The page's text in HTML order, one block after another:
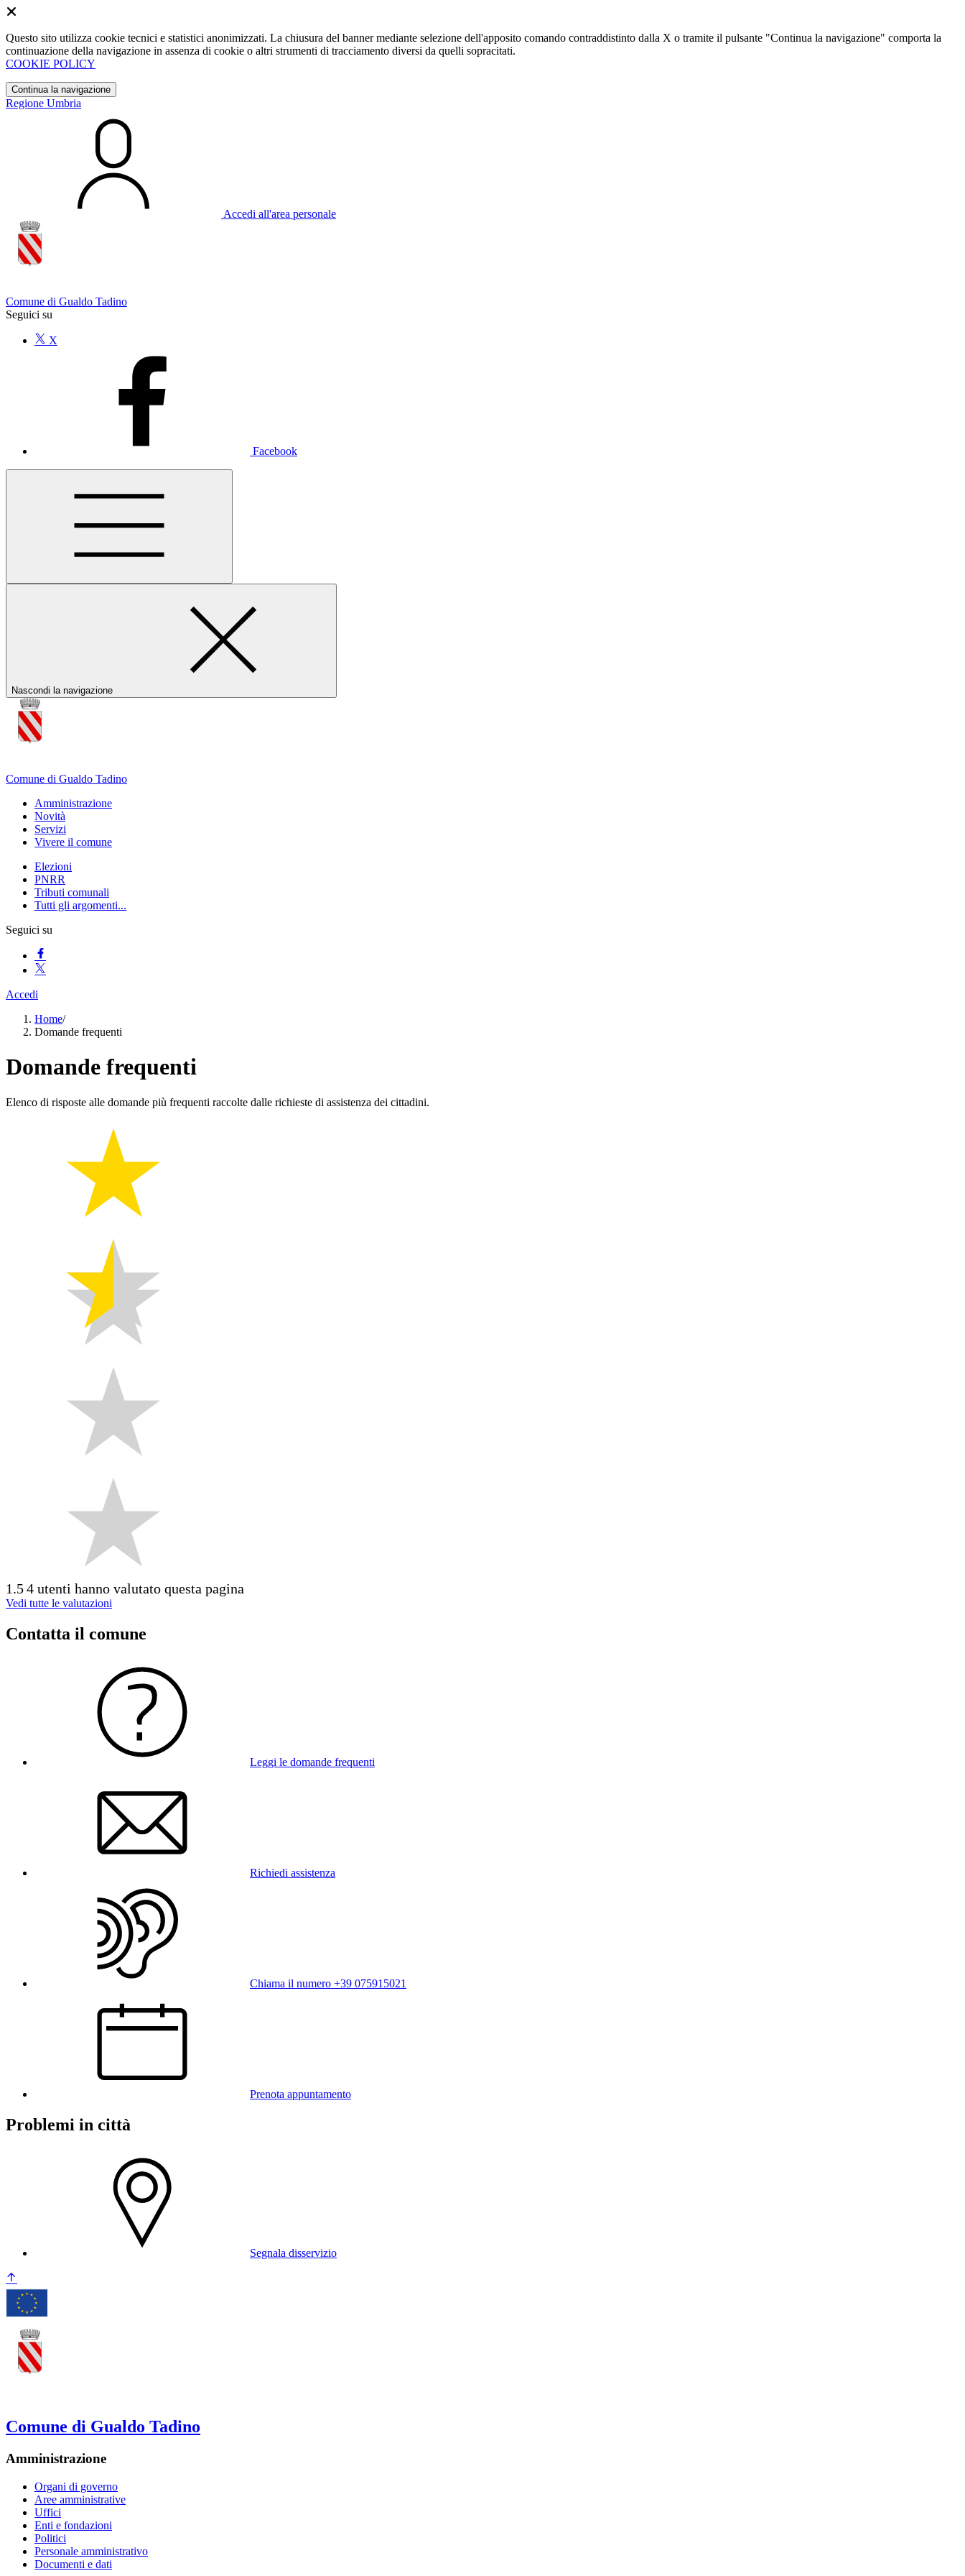
Questo sito utilizza cookie tecnici e statistici anonimizzati. La chiusura del banner mediante selezione dell'apposito comando contraddistinto dalla X o tramite il pulsante "Continua la navigazione" comporta la
continuazione della navigazione in assenza di cookie o altri strumenti di tracciamento diversi da quelli sopracitati.
COOKIE POLICY
Continua la navigazione
Regione Umbria
Accedi all'area personale
Comune di Gualdo Tadino
Seguici su
X
Facebook
Nascondi la navigazione
Comune di Gualdo Tadino
Amministrazione
Novità
Servizi
Vivere il comune
Elezioni
PNRR
Tributi comunali
Tutti gli argomenti...
Seguici su
Accedi
Home/
Domande frequenti
Domande frequenti
Elenco di risposte alle domande più frequenti raccolte dalle richieste di assistenza dei cittadini.
1.54 utenti hanno valutato questa pagina
Vedi tutte le valutazioni
Contatta il comune
Leggi le domande frequenti
Richiedi assistenza
Chiama il numero +39 075915021
Prenota appuntamento
Problemi in città
Segnala disservizio
Comune di Gualdo Tadino
Amministrazione
Organi di governo
Aree amministrative
Uffici
Enti e fondazioni
Politici
Personale amministrativo
Documenti e dati